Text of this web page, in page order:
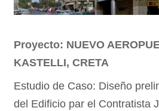
Proyecto: NUEVO
KASTELLI, CRETA
Estudio de Caso: Diseño
del Edificio par el Contratista